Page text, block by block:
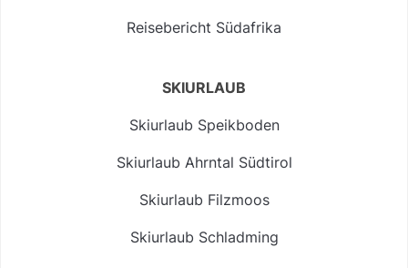
Reisebericht Südafrika
SKIURLAUB
Skiurlaub Speikboden
Skiurlaub Ahrntal Südtirol
Skiurlaub Filzmoos
Skiurlaub Schladming